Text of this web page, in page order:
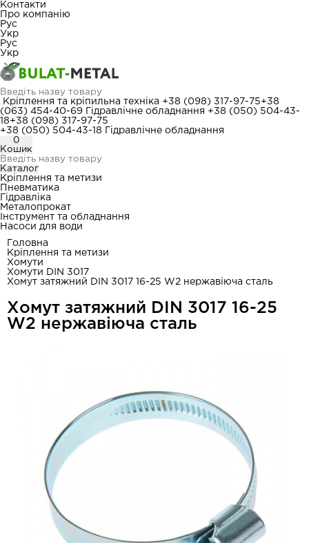
Контакти
Про компанію
Рус
Укр
Рус
Укр
Кріплення та кріпильна техніка +38 (098) 317-97-75+38
(063) 454-40-69
Гідравлічне обладнання +38 (050) 504-43-
18+38 (098) 317-97-75
+38 (050) 504-43-18
Гідравлічне обладнання
0
Кошик
Каталог
Кріплення та метизи
Пневматика
Гідравліка
Металопрокат
Інструмент та обладнання
Насоси для води
Головна
Кріплення та метизи
Хомути
Хомути DIN 3017
Хомут затяжний DIN 3017 16-25 W2 нержавіюча сталь
Хомут затяжний DIN 3017 16-25
W2 нержавіюча сталь